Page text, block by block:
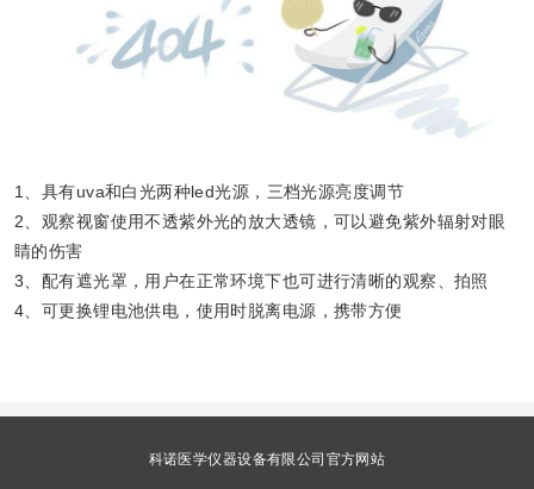
1 、具有uva和白光两种led光源，三档光源亮度调节
2 、观察视窗使用不透紫外光的放大透镜，可以避免紫外辐射对眼
睛的伤害
3 、配有遮光罩，用户在正常环境下也可进行清晰的观察、拍照
4 、可更换锂电池供电，使用时脱离电源，携带方便
科诺医学仪器设备有限公司官方网站